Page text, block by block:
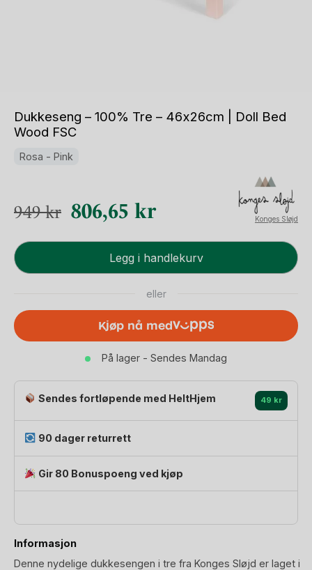
Dukkeseng – 100% Tre – 46x26cm | Doll Bed
Wood FSC
Rosa - Pink
949kr Opprinnelig
949 kr.
806,65 krNåværende
er:
806,65 kr.
Konges Sløjd
Dukkeseng
-
-
46x26cm
Bed
Wood
antall
Legg i handlekurv
eller
Kjøp nå med
På lager - Sendes Mandag
Sendes fortløpende med HeltHjem 49 kr
90 dager returrett
Gir 80 Bonuspoeng ved kjøp
Informasjon
Denne nydelige dukkesengen i tre fra Konges Sløjd er laget i